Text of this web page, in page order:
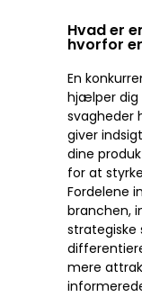
Hvad er
hvorfor
En
hjælper dig
svagheder
giver
dine
for at
Fordelene
branchen,
strategiske
mere